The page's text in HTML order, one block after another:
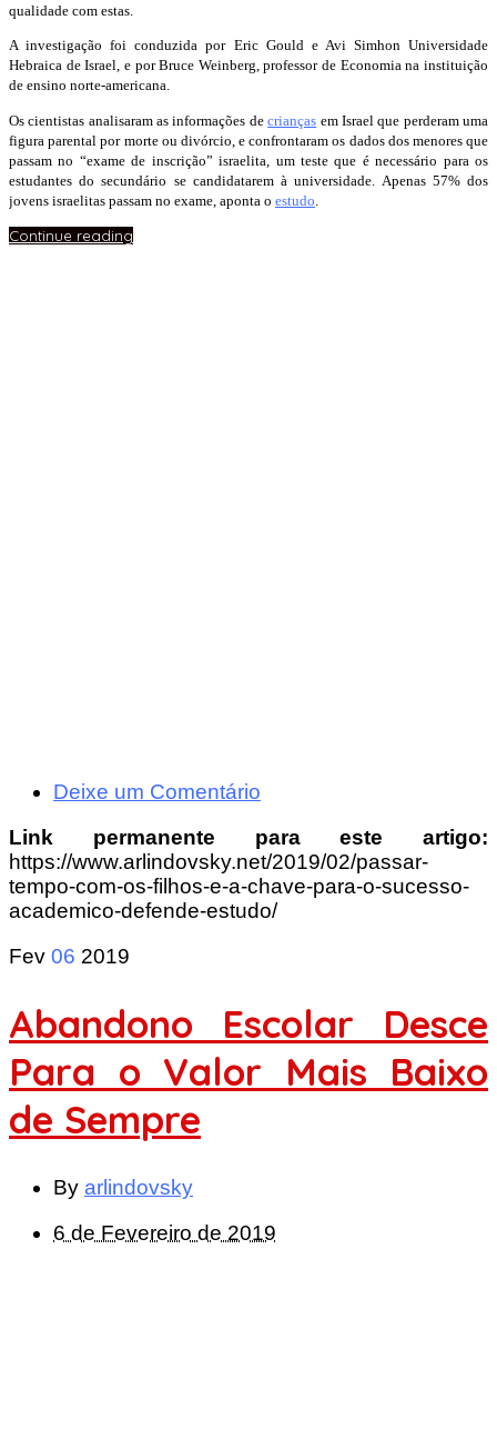
qualidade com estas.
A investigação foi conduzida por Eric Gould e Avi Simhon Universidade
Hebraica de Israel, e por Bruce Weinberg, professor de Economia na instituição
de ensino norte-americana.
Os cientistas analisaram as informações decrianças em Israel que perderam uma
figura parental por morte ou divórcio, e confrontaram os dados dos menores que
passam no “exame de inscrição” israelita, um teste que é necessário para os
estudantes do secundário se candidatarem à universidade. Apenas 57% dos
jovens israelitas passam no exame, aponta o estudo
Continue reading
Deixe um Comentário
Link permanente para este artigo:
https://www.arlindovsky.net/2019/02/passar-
tempo-com-os-filhos-e-a-chave-para-o-sucesso-
academico-defende-estudo/
Fev 06 2019
Abandono Escolar Desce
Para o Valor Mais Baixo
de Sempre
By arlindovsky
6 de Fevereiro de 2019